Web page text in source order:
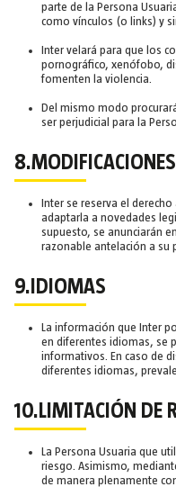
parte de la Persona
como vínculos (o links) y
Inter velará para que los
pornográfico, xenófobo,
fomenten la violencia.
Del mismo modo
ser perjudicial para la
8.MODIFICACIONES
Inter se reserva el
adaptarla a novedades
supuesto, se anunciarán
razonable antelación a su
9.IDIOMAS
La información que Inter
en diferentes idiomas, se
informativos. En caso de
diferentes idiomas,
10.LIMITACIÓN DE
La Persona Usuaria que
riesgo. Asimismo,
de manera plenamente